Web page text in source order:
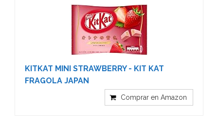
KITKAT MINI STRAWBERRY - KIT KAT
FRAGOLA JAPAN
Comprar en Amazon